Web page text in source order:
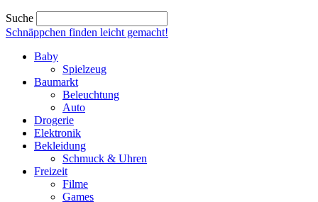
Suche
Schnäppchen finden leicht gemacht!
Baby
Spielzeug
Baumarkt
Beleuchtung
Auto
Drogerie
Elektronik
Bekleidung
Schmuck & Uhren
Freizeit
Filme
Games